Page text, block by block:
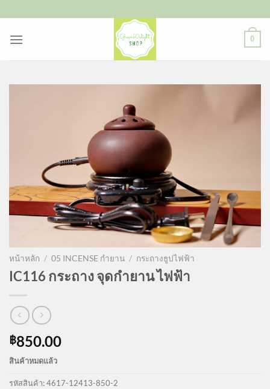
ไป
0
หน้าหลัก / 05 INCENSE กำยาน / กระถางธูปไฟฟ้า
IC116 กระถาง จุดกำยาน ไฟฟ้า
฿850.00
สินค้าหมดแล้ว
รหัสสินค้า:4617-12413-850-2